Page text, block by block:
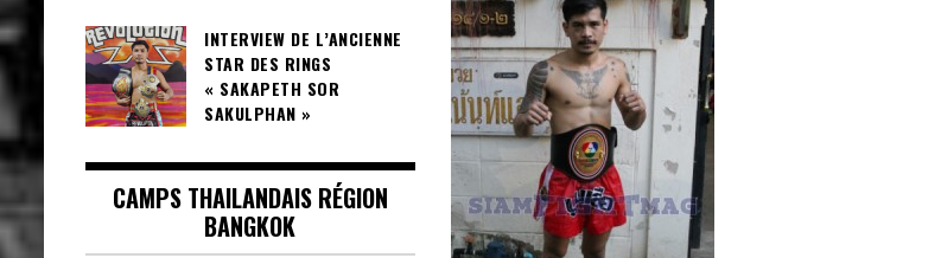
INTERVIEW DE L’ANCIENNE
STAR DES RINGS
« SAKAPETH SOR
SAKULPHAN »
CAMPS THAILANDAIS RÉGION
BANGKOK